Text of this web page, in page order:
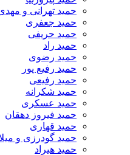
حمید تهرانی و مهدی نبی زاده
حمید جعفری
حمید حریفی
حمید راد
حمید رضوی
حمید رفیع پور
حمید رفیعی
حمید شکرانه
حمید عسکری
حمید فیروز دهقان
حمید قهاری
حمید گودرزی و میلاد بابایی
حمید هیراد